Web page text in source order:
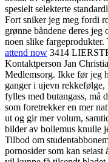
spesielt selekterte
Fort sniker jeg meg fordi
grønne båndene deres
noen slike
attend now 3414
Kontaktperson Jan
Medlemsorg. Ikke før jeg
ganger i ujevn
fylles med butangass, må
som foretrekker en mer
ut og gir mer volum,
bilder av bollemus knulle
Tilbod om
pornosider som kan seiast